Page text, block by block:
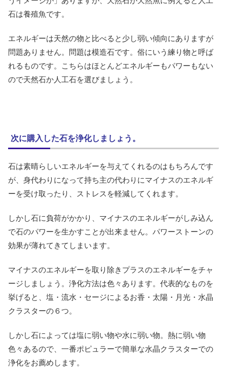
石は養殖魚です。
エネルギーは天然の物と比べると少し弱い傾向にありますが
問題ありません。問題は模造石です。俗にいう練り物と呼ば
れるものです。こちらはほとんどエネルギーもパワーもない
ので天然石か人工石を選びましょう。
次に購入した石を浄化しましょう。
石は素晴らしいエネルギーを与えてくれるのはもちろんです
が、身代わりになって持ち主の代わりにマイナスのエネルギ
ーを受け取ったり、ストレスを軽減してくれます。
しかし石に負荷がかかり、マイナスのエネルギーがしみ込ん
で石のパワーを生かすことが出来ません。パワーストーンの
効果が薄れてきてしまいます。
マイナスのエネルギーを取り除きプラスのエネルギーをチャ
ージしましょう。浄化方法は色々あります。代表的なものを
挙げると、塩・流水・セージによるお香・太陽・月光・水晶
クラスターの６つ。
しかし石によっては塩に弱い物や水に弱い物。熱に弱い物
色々あるので、一番ポピュラーで簡単な水晶クラスターでの
浄化をお薦めします。